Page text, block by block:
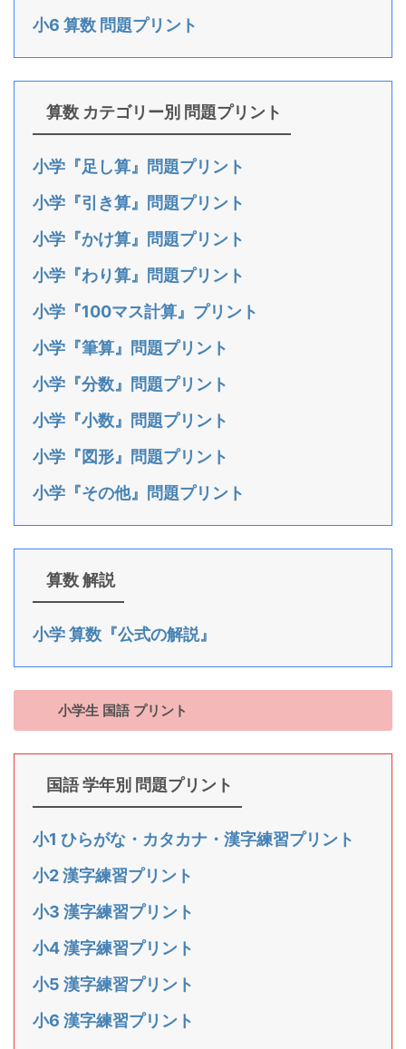
小6 算数 問題プリント
算数 カテゴリー別 問題プリント
小学『足し算』問題プリント
小学『引き算』問題プリント
小学『かけ算』問題プリント
小学『わり算』問題プリント
小学『100マス計算』プリント
小学『筆算』問題プリント
小学『分数』問題プリント
小学『小数』問題プリント
小学『図形』問題プリント
小学『その他』問題プリント
算数 解説
小学 算数『公式の解説』
小学生 国語 プリント
国語 学年別 問題プリント
小1 ひらがな・カタカナ・漢字練習プリント
小2 漢字練習プリント
小3 漢字練習プリント
小4 漢字練習プリント
小5 漢字練習プリント
小6 漢字練習プリント